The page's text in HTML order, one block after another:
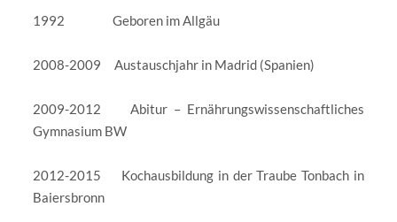
1992 Geboren im Allgäu
2008-2009 Austauschjahr in Madrid (Spanien)
2009-2012 Abitur – Ernährungswissenschaftliches
Gymnasium BW
2012-2015 Kochausbildung in der Traube Tonbach in
Baiersbronn